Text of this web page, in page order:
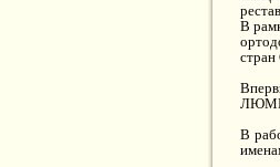
В
стран
В